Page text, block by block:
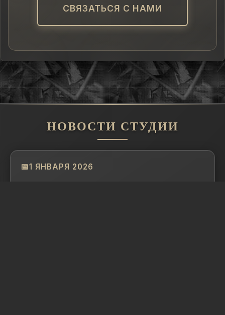
СВЯЗАТЬСЯ С НАМИ
НОВОСТИ СТУДИИ
1 ЯНВАРЯ 2026